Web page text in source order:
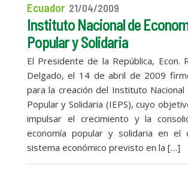
Ecuador 21/04/2009
Instituto Nacional de
Popular y Solidaria
El Presidente de la República, Econ.
Delgado, el 14 de abril de 2009
para la creación del Instituto Nacional
Popular y Solidaria (IEPS), cuyo
impulsar el crecimiento y la
economía popular y solidaria en el
sistema económico previsto en la […]